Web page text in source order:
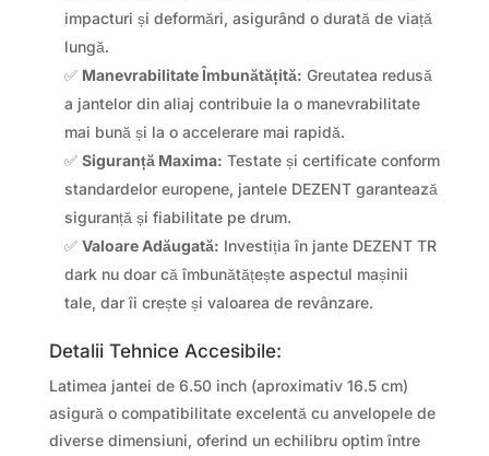
impacturi și deformări, asigurând o durată de viață
lungă.
✅ Manevrabilitate Îmbunătățită: Greutatea redusă
a jantelor din aliaj contribuie la o manevrabilitate
mai bună și la o accelerare mai rapidă.
✅ Siguranță Maxima: Testate și certificate conform
standardelor europene, jantele DEZENT garantează
siguranță și fiabilitate pe drum.
✅ Valoare Adăugată: Investiția în jante DEZENT TR
dark nu doar că îmbunătățește aspectul mașinii
tale, dar îi crește și valoarea de revânzare.
Detalii Tehnice Accesibile:
Latimea jantei de 6.50 inch (aproximativ 16.5 cm)
asigură o compatibilitate excelentă cu anvelopele de
diverse dimensiuni, oferind un echilibru optim între